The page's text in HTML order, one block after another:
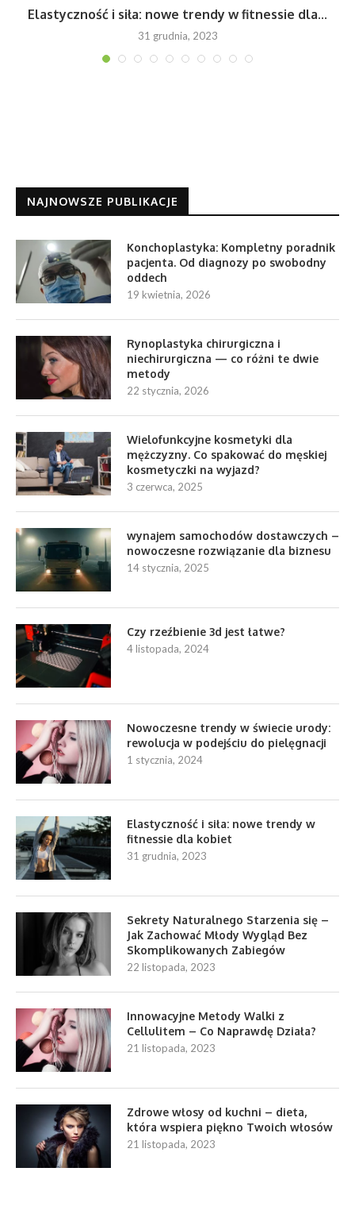
Elastyczność i siła: nowe trendy w fitnessie dla...
31 grudnia, 2023
NAJNOWSZE PUBLIKACJE
Konchoplastyka: Kompletny poradnik
pacjenta. Od diagnozy po swobodny
oddech
19 kwietnia, 2026
Rynoplastyka chirurgiczna i
niechirurgiczna — co różni te dwie
metody
22 stycznia, 2026
Wielofunkcyjne kosmetyki dla
mężczyzny. Co spakować do męskiej
kosmetyczki na wyjazd?
3 czerwca, 2025
wynajem samochodów dostawczych –
nowoczesne rozwiązanie dla biznesu
14 stycznia, 2025
Czy rzeźbienie 3d jest łatwe?
4 listopada, 2024
Nowoczesne trendy w świecie urody:
rewolucja w podejściu do pielęgnacji
1 stycznia, 2024
Elastyczność i siła: nowe trendy w
fitnessie dla kobiet
31 grudnia, 2023
Sekrety Naturalnego Starzenia się –
Jak Zachować Młody Wygląd Bez
Skomplikowanych Zabiegów
22 listopada, 2023
Innowacyjne Metody Walki z
Cellulitem – Co Naprawdę Działa?
21 listopada, 2023
Zdrowe włosy od kuchni – dieta,
która wspiera piękno Twoich włosów
21 listopada, 2023